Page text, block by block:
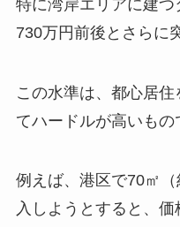
特に湾岸エリアに建
730万円前後とさらに
この水準は、都心居
てハードルが高いもの
例えば、港区で70㎡
入しようとすると、